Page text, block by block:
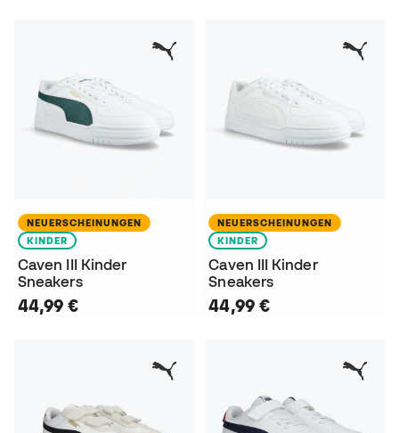
NEUERSCHEINUNGEN
KINDER
Caven III Kinder
Sneakers
44,99 €
NEUERSCHEINUNGEN
KINDER
Caven III Kinder
Sneakers
44,99 €